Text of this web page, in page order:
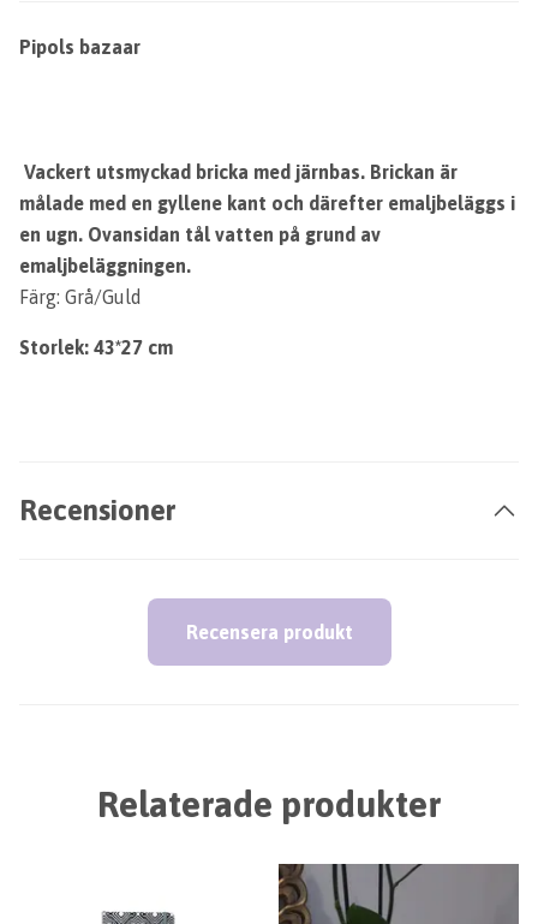
Pipols bazaar
Vackert utsmyckad bricka med järnbas. Brickan är
målade med en gyllene kant och därefter emaljbeläggs i
en ugn. Ovansidan tål vatten på grund av
emaljbeläggningen.
Färg: Grå/Guld
Storlek: 43*27 cm
Recensioner
Recensera produkt
Relaterade produkter